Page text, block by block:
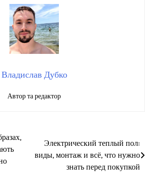
Владислав Дубко
Автор та редактор
Электрический теплый пол:
виды, монтаж и всё, что нужно
знать перед покупкой